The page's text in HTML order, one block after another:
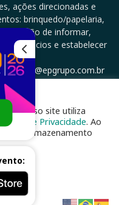
ações direcionadas e
brinquedo/papelaria,
a missão de informar,
de negócios e estabelecer
nosso site utiliza
Política de Privacidade. Ao
o armazenamento